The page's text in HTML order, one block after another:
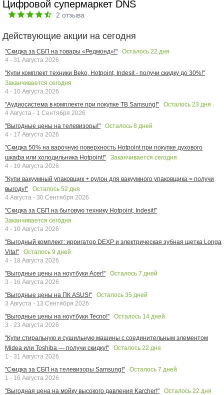
Цифровой супермаркет DNS
2 отзыва
Действующие акции на сегодня
"Скидка за СБП на товары «Редмонд»!" Осталось 22 дня
4 - 31 Августа 2026
"Купи комплект техники Beko, Hotpoint, Indesit - получи скидку до 30%!"
Заканчивается сегодня
4 - 10 Августа 2026
"Аудиосистема в комплекте при покупке ТВ Samsung!"
Осталось 23 дня
4 Августа - 1 Сентября 2026
"Выгодные цены на телевизоры!"
Осталось 8 дней
4 - 17 Августа 2026
"Скидка 50% на варочную поверхность Hotpoint при покупке духового
шкафа или холодильника Hotpoint!"
Заканчивается сегодня
4 - 10 Августа 2026
"Купи вакуумный упаковщик + рулон для вакуумного упаковщика = получи
выгоду!"
Осталось 52 дня
4 Августа - 30 Сентября 2026
"Скидка за СБП на бытовую технику Hotpoint, Indesit!"
Заканчивается сегодня
4 - 10 Августа 2026
"Выгодный комплект: ирригатор DEXP и электрическая зубная щетка Longa
Vita!"
Осталось 9 дней
4 - 18 Августа 2026
"Выгодные цены на ноутбуки Acer!"
Осталось 7 дней
3 - 16 Августа 2026
"Выгодные цены на ПК ASUS!"
Осталось 35 дней
3 Августа - 13 Сентября 2026
"Выгодные цены на ноутбуки Tecno!"
Осталось 14 дней
3 - 23 Августа 2026
"Купи стиральную и сушильную машины с соединительным элементом
Midea или Toshiba — получи скидку!"
Осталось 22 дня
1 - 31 Августа 2026
"Скидка за СБП на телевизоры Samsung!"
Осталось 7 дней
1 - 16 Августа 2026
"Выгодная цена на мойку высокого давления Karcher!"
Осталось 22 дня